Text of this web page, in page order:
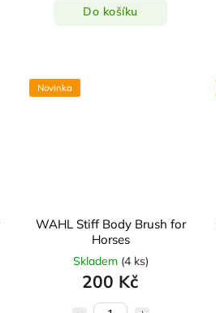
Do košíku
Novinka
WAHL Stiff Body Brush for
Horses
Skladem (4 ks)
200 Kč